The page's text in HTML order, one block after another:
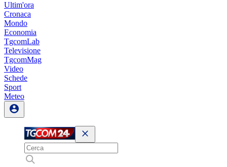
Ultim'ora
Cronaca
Mondo
Economia
TgcomLab
Televisione
TgcomMag
Video
Schede
Sport
Meteo